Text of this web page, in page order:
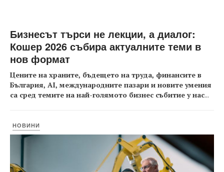
Бизнесът търси не лекции, а диалог:
Кошер 2026 събира актуалните теми в
нов формат
Цените на храните, бъдещето на труда, финансите в
България, AI, международните пазари и новите умения
са сред темите на най-голямото бизнес събитие у нас...
НОВИНИ